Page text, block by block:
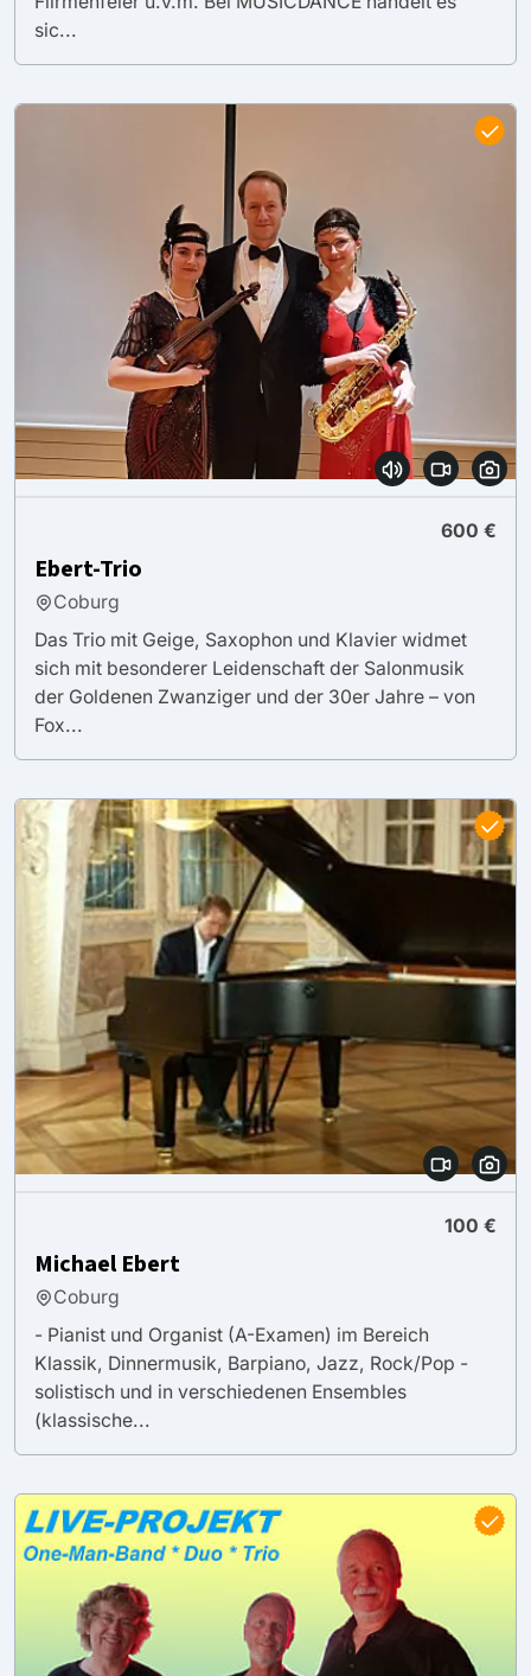
sic...
600 €
Ebert-Trio
Coburg
Das Trio mit Geige, Saxophon und Klavier widmet
sich mit besonderer Leidenschaft der Salonmusik
der Goldenen Zwanziger und der 30er Jahre – von
Fox...
100 €
Michael Ebert
Coburg
- Pianist und Organist (A-Examen) im Bereich
Klassik, Dinnermusik, Barpiano, Jazz, Rock/Pop -
solistisch und in verschiedenen Ensembles
(klassische...